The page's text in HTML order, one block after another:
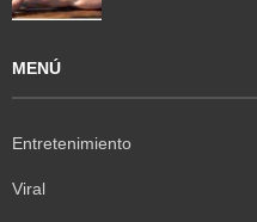
MENÚ
Entretenimiento
Viral